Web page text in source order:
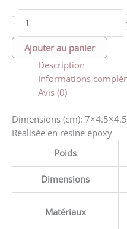
-
Magnet
tête
(différents
Ajouter au panier
Description
Informations
Avis (0)
Dimensions (cm): 7×4.5×4.5
Réalisée en résine époxy
Poids
Dimensions
Matériaux